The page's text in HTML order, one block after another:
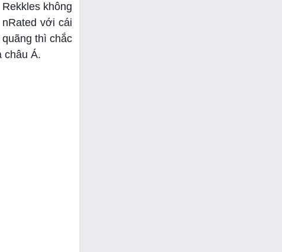
không
với cái
thì chắc
châu Á.